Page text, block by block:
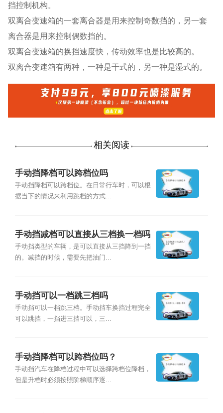
挡控制机构。
双离合变速箱的一套离合器是用来控制奇数挡的，另一套
离合器是用来控制偶数挡的。
双离合变速箱的换挡速度快，传动效率也是比较高的。
双离合变速箱有两种，一种是干式的，另一种是湿式的。
相关阅读
手动挡降档可以跨档位吗
手动挡降档可以跨档位。在日常行车时，可以根
据当下的情况来利用跳档的方式...
手动挡减档可以直接从三档换一档吗
手动挡类型的车辆，是可以直接从三挡降到一挡
的。减挡的时候，需要先把油门...
手动挡可以一档跳三档吗
手动挡可以一档跳三档。手动挡车换挡过程完全
可以跳挡，一挡进三挡可以，三...
手动挡降档可以跨档位吗？
手动挡汽车在降档过程中可以选择跨档位降档，
但是升档时必须按照阶梯顺序逐...